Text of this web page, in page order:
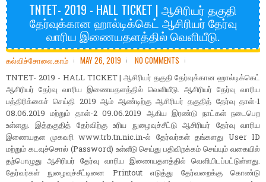
TNTET- 2019 - HALL TICKET | ஆசிரியர் தகுதி
தேர்வுக்கான ஹால்டிக்கெட் ஆசிரியர் தேர்வு
வாரிய இணையதளத்தில் வெளியீடு.
கல்விச்சோலை.காம் MAY 26, 2019 NO COMMENTS
TNTET- 2019 - HALL TICKET | ஆசிரியர் தகுதி தேர்வுக்கான ஹால்டிக்கெட்
ஆசிரியர் தேர்வு வாரிய இணையதளத்தில் வெளியீடு. ஆசிரியர் தேர்வு வாரிய
பத்திரிக்கைச் செய்தி 2019 ஆம் ஆண்டிற்கு ஆசிரியர் தகுதித் தேர்வு தாள்-1
08.06.2019 மற்றும் தாள்-2 09.06.2019 ஆகிய இரண்டு நாட்கள் நடைபெற
உள்ளது. இத்தகுதித் தேர்விற்கு உரிய நுழைவுச்சீட்டு ஆசிரியர் தேர்வு வாரிய
இணையதள முகவரி www.trb.tn.nic.in-ல் தேர்வர்கள் தங்களது User ID
மற்றும் கடவுச்சொல் (Password) உள்ளீடு செய்து பதிவிறக்கம் செய்யும் வகையில்
தற்பொழுது ஆசிரியர் தேர்வு வாரிய இணையதளத்தில் வெளியிடப்பட்டுள்ளது.
தேர்வர்கள் நுழைவுச்சீட்டினை Printout எடுத்து தேர்வறைக்கு கொண்டு